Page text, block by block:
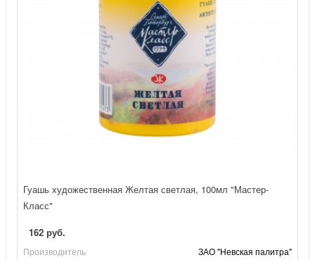
Гуашь художественная Желтая светлая, 100мл "Мастер-
Класс"
162 руб.
Производитель ЗАО "Невская палитра"